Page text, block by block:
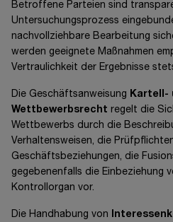
Betroffene Parteien sind
Untersuchungsprozess
nachvollziehbare Bearbeitung
werden geeignete Maßnahmen
Vertraulichkeit der Ergebnisse
Die Geschäftsanweisung Kartell-
Wettbewerbsrecht regelt die
Wettbewerbs durch die
Verhaltensweisen, die
Geschäftsbeziehungen, die
gegebenenfalls die Einbeziehung
Kontrollorgan vor.
Die Handhabung von